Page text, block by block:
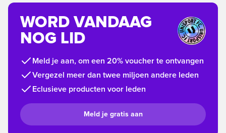
WORD VANDAAG
NOG LID
Meld je aan, om een 20% voucher te ontvangen
Vergezel meer dan twee miljoen andere leden
Eclusieve producten voor leden
Meld je gratis aan